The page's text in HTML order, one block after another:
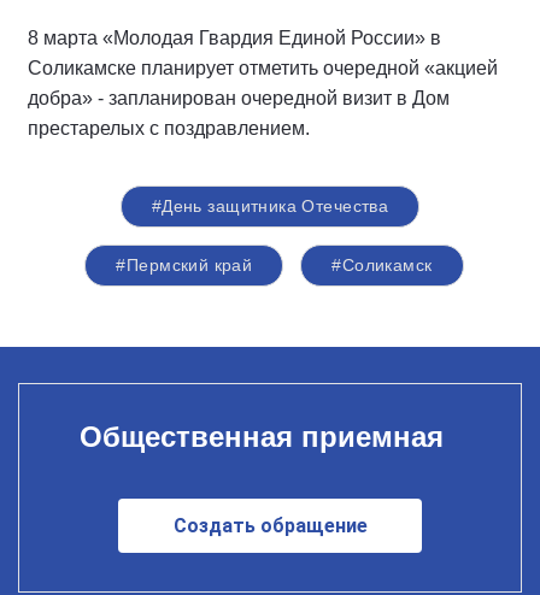
8 марта «Молодая Гвардия Единой России» в
Соликамске планирует отметить очередной «акцией
добра» - запланирован очередной визит в Дом
престарелых с поздравлением.
#День защитника Отечества
#Пермский край #Соликамск
Общественная приемная
Создать обращение